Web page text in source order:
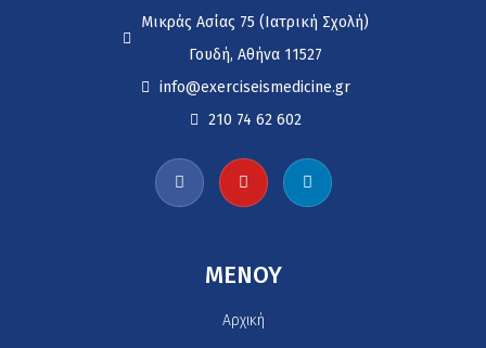
Μικράς Ασίας 75 (Ιατρική Σχολή)
Γουδή, Αθήνα 11527
info@exerciseismedicine.gr
210 74 62 602
MENOY
Αρχική